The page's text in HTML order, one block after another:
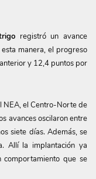
registró un avance
manera, el progreso
y 12,4 puntos por
NEA, el Centro-Norte de
avances oscilaron entre
siete días. Además, se
Allí la implantación ya
que se